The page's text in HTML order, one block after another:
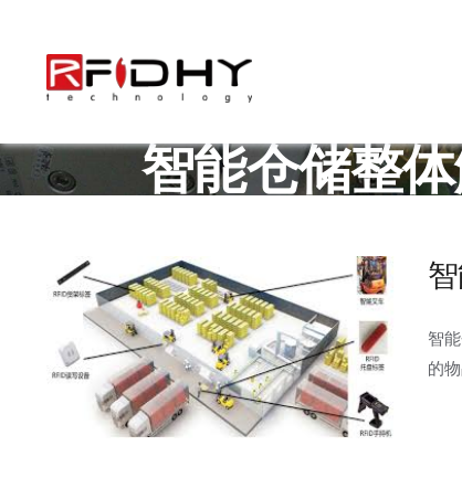
智能仓储整
智
的